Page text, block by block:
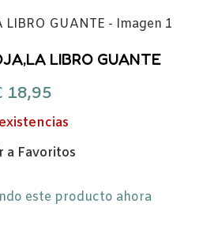
LIBRO GUANTE
18,95
a Favoritos
este producto ahora